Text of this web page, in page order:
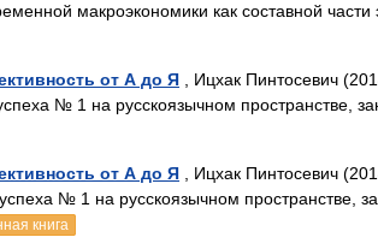
макроэкономики как составной части
от А до Я , Ицхак Пинтосевич
№ 1 на русскоязычном пространстве,
от А до Я , Ицхак Пинтосевич
№ 1 на русскоязычном пространстве,
книга